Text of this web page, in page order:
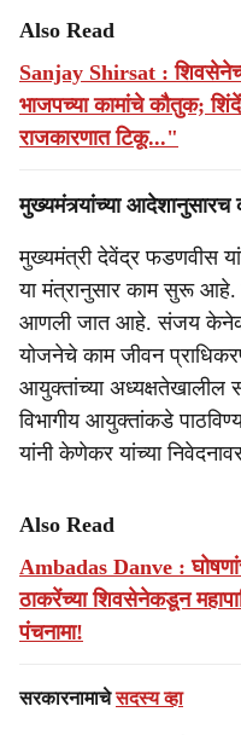
Also Read
Sanjay Shirsat :
भाजपच्या कामांचे कौतुक;
राजकारणात टिकू..."
मुख्यमंत्र्यांच्या
मुख्यमंत्री देवेंद्र फडणवीस
या मंत्रानुसार काम सुरू आहे.
आणली जात आहे. संजय केनेकर
योजनेचे काम जीवन
आयुक्तांच्या अध्यक्षतेखालील
विभागीय आयुक्तांकडे
यांनी केणेकर यांच्या
Also Read
Ambadas Danve :
ठाकरेंच्या शिवसेनेकडून
पंचनामा!
सरकारनामाचेसदस्य व्हा